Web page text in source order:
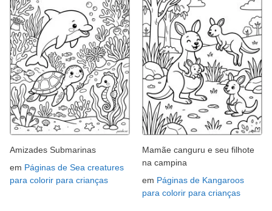
Amizades Submarinas
em Páginas de Sea creatures
para colorir para crianças
Mamãe canguru e seu filhote
na campina
em Páginas de Kangaroos
para colorir para crianças